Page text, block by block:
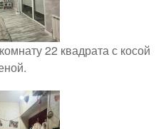
22 квадрата с косой